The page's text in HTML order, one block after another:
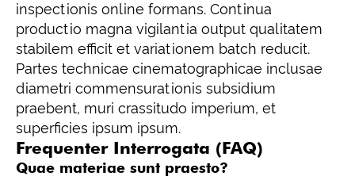
inspectionis online formans. Continua
productio magna vigilantia output qualitatem
stabilem efficit et variationem batch reducit.
Partes technicae cinematographicae inclusae
diametri commensurationis subsidium
praebent, muri crassitudo imperium, et
superficies ipsum ipsum.
Frequenter Interrogata (FAQ)
Quae materiae sunt praesto?